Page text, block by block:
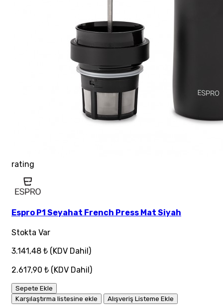
rating
Espro P1 Seyahat French Press Mat Siyah
Stokta Var
3.141,48 ₺ (KDV Dahil)
2.617,90 ₺ (KDV Dahil)
Sepete Ekle
Karşılaştırma listesine ekle
Alışveriş Listeme Ekle